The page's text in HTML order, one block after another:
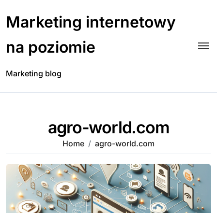
content
Marketing internetowy
na poziomie
Marketing blog
agro-world.com
Home agro-world.com